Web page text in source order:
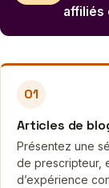
affiliés
01
Articles de
Présentez une
de prescripteur,
d’expérience